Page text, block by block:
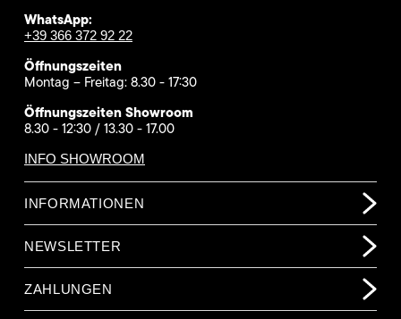
WhatsApp:
+39 366 372 92 22
Öffnungszeiten
Montag – Freitag: 8.30 - 17:30
Öffnungszeiten Showroom
8.30 - 12:30 / 13.30 - 17.00
INFO SHOWROOM
INFORMATIONEN
NEWSLETTER
ZAHLUNGEN